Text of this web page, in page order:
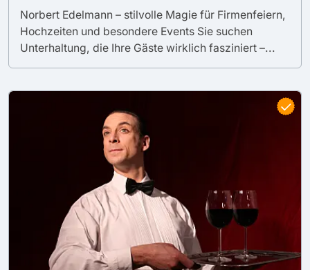
Norbert Edelmann – stilvolle Magie für Firmenfeiern,
Hochzeiten und besondere Events Sie suchen
Unterhaltung, die Ihre Gäste wirklich fasziniert –...